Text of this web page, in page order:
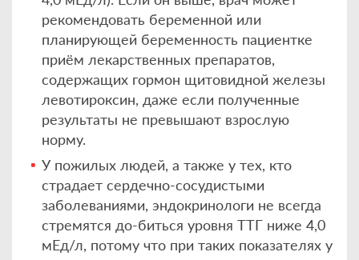
рекомендовать беременной или
планирующей беременность пациентке
приём лекарственных препаратов,
содержащих гормон щитовидной железы
левотироксин, даже если полученные
результаты не превышают взрослую
норму.
У пожилых людей, а также у тех, кто
страдает сердечно-сосудистыми
заболеваниями, эндокринологи не всегда
стремятся до-биться уровня ТТГ ниже 4,0
мЕд/л, потому что при таких показателях у